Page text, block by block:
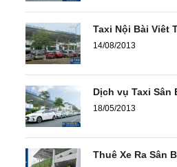
Taxi Nội Bài Viêt
14/08/2013
Dịch vụ Taxi Sân
18/05/2013
Thuê Xe Ra Sân